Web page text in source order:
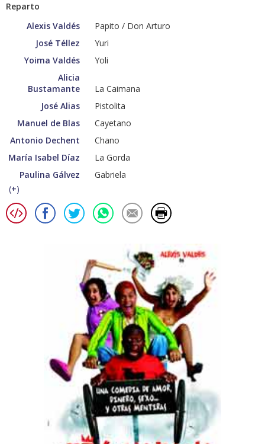
Reparto
Alexis Valdés
Papito / Don Arturo
José Téllez
Yuri
Yoima Valdés
Yoli
Alicia
Bustamante
La Caimana
José Alias
Pistolita
Manuel de Blas
Cayetano
Antonio Dechent
Chano
María Isabel Díaz
La Gorda
Paulina Gálvez
Gabriela
(+)